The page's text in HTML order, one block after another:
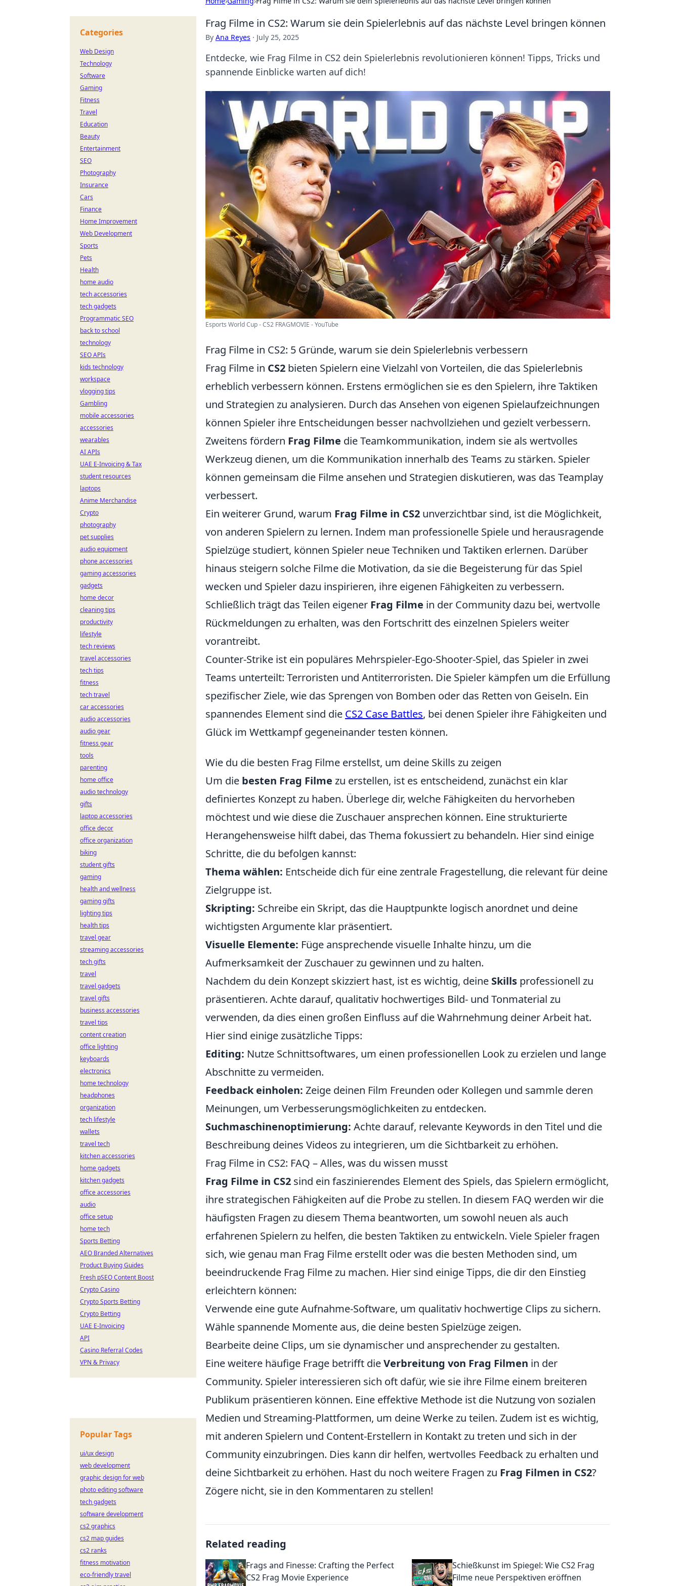
Frag Filme in CS2: Warum sie dein Spielerlebnis auf das nächste Level bringen können
By Ana Reyes · July 25, 2025
Entdecke, wie Frag Filme in CS2 dein Spielerlebnis revolutionieren können! Tipps, Tricks und
spannende Einblicke warten auf dich!
Esports World Cup - CS2 FRAGMOVIE - YouTube
Frag Filme in CS2: 5 Gründe, warum sie dein Spielerlebnis verbessern
Frag Filme in CS2 bieten Spielern eine Vielzahl von Vorteilen, die das Spielerlebnis
erheblich verbessern können. Erstens ermöglichen sie es den Spielern, ihre Taktiken
und Strategien zu analysieren. Durch das Ansehen von eigenen Spielaufzeichnungen
können Spieler ihre Entscheidungen besser nachvollziehen und gezielt verbessern.
Zweitens fördern Frag Filme die Teamkommunikation, indem sie als wertvolles
Werkzeug dienen, um die Kommunikation innerhalb des Teams zu stärken. Spieler
können gemeinsam die Filme ansehen und Strategien diskutieren, was das Teamplay
verbessert.
Ein weiterer Grund, warum Frag Filme in CS2 unverzichtbar sind, ist die Möglichkeit,
von anderen Spielern zu lernen. Indem man professionelle Spiele und herausragende
Spielzüge studiert, können Spieler neue Techniken und Taktiken erlernen. Darüber
hinaus steigern solche Filme die Motivation, da sie die Begeisterung für das Spiel
wecken und Spieler dazu inspirieren, ihre eigenen Fähigkeiten zu verbessern.
Schließlich trägt das Teilen eigener Frag Filme in der Community dazu bei, wertvolle
Rückmeldungen zu erhalten, was den Fortschritt des einzelnen Spielers weiter
vorantreibt.
Counter-Strike ist ein populäres Mehrspieler-Ego-Shooter-Spiel, das Spieler in zwei
Teams unterteilt: Terroristen und Antiterroristen. Die Spieler kämpfen um die Erfüllung
spezifischer Ziele, wie das Sprengen von Bomben oder das Retten von Geiseln. Ein
spannendes Element sind die CS2 Case Battles, bei denen Spieler ihre Fähigkeiten und
Glück im Wettkampf gegeneinander testen können.
Wie du die besten Frag Filme erstellst, um deine Skills zu zeigen
Um die besten Frag Filme zu erstellen, ist es entscheidend, zunächst ein klar
definiertes Konzept zu haben. Überlege dir, welche Fähigkeiten du hervorheben
möchtest und wie diese die Zuschauer ansprechen können. Eine strukturierte
Herangehensweise hilft dabei, das Thema fokussiert zu behandeln. Hier sind einige
Schritte, die du befolgen kannst:
Thema wählen: Entscheide dich für eine zentrale Fragestellung, die relevant für deine
Zielgruppe ist.
Skripting: Schreibe ein Skript, das die Hauptpunkte logisch anordnet und deine
wichtigsten Argumente klar präsentiert.
Visuelle Elemente: Füge ansprechende visuelle Inhalte hinzu, um die
Aufmerksamkeit der Zuschauer zu gewinnen und zu halten.
Nachdem du dein Konzept skizziert hast, ist es wichtig, deine Skills professionell zu
präsentieren. Achte darauf, qualitativ hochwertiges Bild- und Tonmaterial zu
verwenden, da dies einen großen Einfluss auf die Wahrnehmung deiner Arbeit hat.
Hier sind einige zusätzliche Tipps:
Editing: Nutze Schnittsoftwares, um einen professionellen Look zu erzielen und lange
Abschnitte zu vermeiden.
Feedback einholen: Zeige deinen Film Freunden oder Kollegen und sammle deren
Meinungen, um Verbesserungsmöglichkeiten zu entdecken.
Suchmaschinenoptimierung: Achte darauf, relevante Keywords in den Titel und die
Beschreibung deines Videos zu integrieren, um die Sichtbarkeit zu erhöhen.
Frag Filme in CS2: FAQ – Alles, was du wissen musst
Frag Filme in CS2 sind ein faszinierendes Element des Spiels, das Spielern ermöglicht,
ihre strategischen Fähigkeiten auf die Probe zu stellen. In diesem FAQ werden wir die
häufigsten Fragen zu diesem Thema beantworten, um sowohl neuen als auch
erfahrenen Spielern zu helfen, die besten Taktiken zu entwickeln. Viele Spieler fragen
sich, wie genau man Frag Filme erstellt oder was die besten Methoden sind, um
beeindruckende Frag Filme zu machen. Hier sind einige Tipps, die dir den Einstieg
erleichtern können:
Verwende eine gute Aufnahme-Software, um qualitativ hochwertige Clips zu sichern.
Wähle spannende Momente aus, die deine besten Spielzüge zeigen.
Bearbeite deine Clips, um sie dynamischer und ansprechender zu gestalten.
Eine weitere häufige Frage betrifft dieVerbreitung von Frag Filmen in der
Community. Spieler interessieren sich oft dafür, wie sie ihre Filme einem breiteren
Publikum präsentieren können. Eine effektive Methode ist die Nutzung von sozialen
Medien und Streaming-Plattformen, um deine Werke zu teilen. Zudem ist es wichtig,
mit anderen Spielern und Content-Erstellern in Kontakt zu treten und sich in der
Community einzubringen. Dies kann dir helfen, wertvolles Feedback zu erhalten und
deine Sichtbarkeit zu erhöhen. Hast du noch weitere Fragen zu Frag Filmen in CS2?
Zögere nicht, sie in den Kommentaren zu stellen!
Related reading
Frags and Finesse: Crafting the Perfect
CS2 Frag Movie Experience
Schießkunst im Spiegel: Wie CS2 Frag
Filme neue Perspektiven eröffnen
Categories
Web Design
Technology
Software
Gaming
Fitness
Travel
Education
Beauty
Entertainment
SEO
Photography
Insurance
Cars
Finance
Home Improvement
Web Development
Sports
Pets
Health
home audio
tech accessories
tech gadgets
Programmatic SEO
back to school
technology
SEO APIs
kids technology
workspace
vlogging tips
Gambling
mobile accessories
accessories
wearables
AI APIs
UAE E-Invoicing & Tax
student resources
laptops
Anime Merchandise
Crypto
photography
pet supplies
audio equipment
phone accessories
gaming accessories
gadgets
home decor
cleaning tips
productivity
lifestyle
tech reviews
travel accessories
tech tips
fitness
tech travel
car accessories
audio accessories
audio gear
fitness gear
tools
parenting
home office
audio technology
gifts
laptop accessories
office decor
office organization
biking
student gifts
gaming
health and wellness
gaming gifts
lighting tips
health tips
travel gear
streaming accessories
tech gifts
travel
travel gadgets
travel gifts
business accessories
travel tips
content creation
office lighting
keyboards
electronics
home technology
headphones
organization
tech lifestyle
wallets
travel tech
kitchen accessories
home gadgets
kitchen gadgets
office accessories
audio
office setup
home tech
Sports Betting
AEO Branded Alternatives
Product Buying Guides
Fresh pSEO Content Boost
Crypto Casino
Crypto Sports Betting
Crypto Betting
UAE E-Invoicing
API
Casino Referral Codes
VPN & Privacy
Popular Tags
ui/ux design
web development
graphic design for web
photo editing software
tech gadgets
software development
cs2 graphics
cs2 map guides
cs2 ranks
fitness motivation
eco-friendly travel